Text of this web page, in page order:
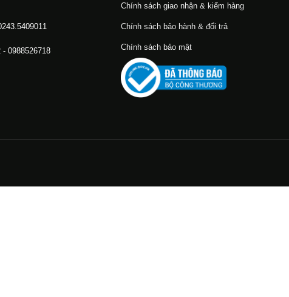
- 0988526718
Chính sách giao nhận & kiểm hàng
Chính sách bảo hành & đổi trả
Chính sách bảo mật